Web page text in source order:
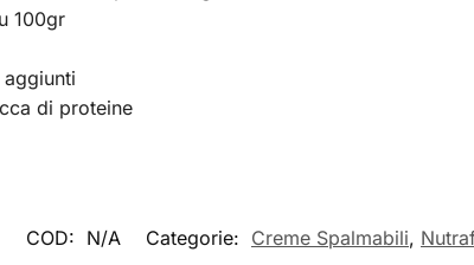
100gr
di proteine
COD: N/A Categorie: Creme Spalmabili,